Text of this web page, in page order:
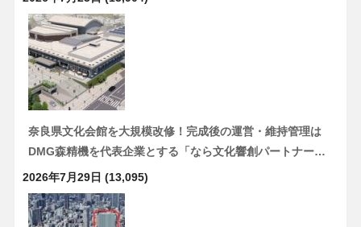
奈良県文化会館を大規模改修！完成後の運営・維持管理は
DMG森精機を代表企業とする「なら文化響創パートナー…
2026年7月29日 (13,095)